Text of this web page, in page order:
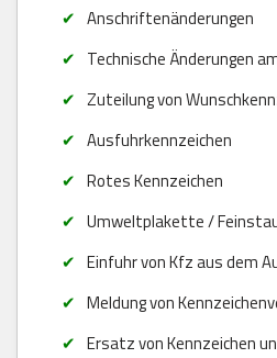
Anschriftenänderungen
Technische Änderungen
Zuteilung von
Ausfuhrkennzeichen
Rotes Kennzeichen
Umweltplakette /
Einfuhr von Kfz aus dem
Meldung von
Ersatz von Kennzeichen